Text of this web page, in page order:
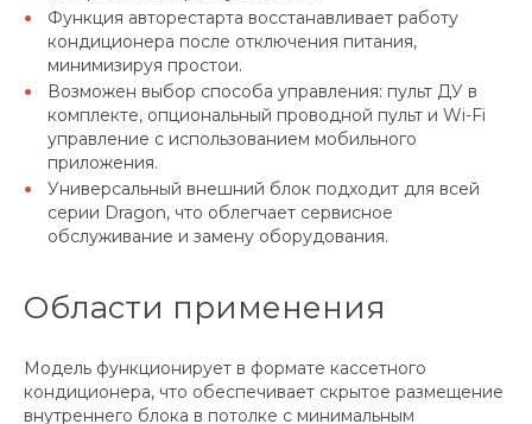
Функция авторестарта восстанавливает работу
кондиционера после отключения питания,
минимизируя простои.
Возможен выбор способа управления: пульт ДУ в
комплекте, опциональный проводной пульт и Wi-Fi
управление с использованием мобильного
приложения.
Универсальный внешний блок подходит для всей
серии Dragon, что облегчает сервисное
обслуживание и замену оборудования.
Области применения
Модель функционирует в формате кассетного
кондиционера, что обеспечивает скрытое размещение
внутреннего блока в потолке с минимальным